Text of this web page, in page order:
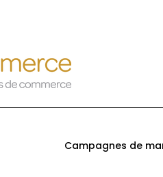
Campagnes de